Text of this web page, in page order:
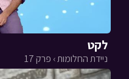
לקט
ניידת החלומות › פרק 17